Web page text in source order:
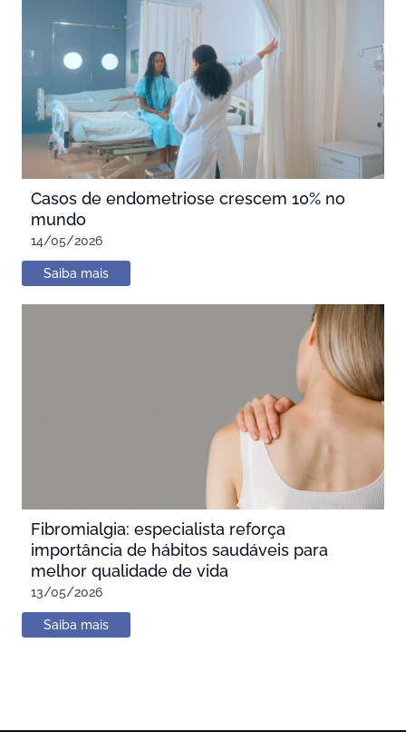
Casos de endometriose crescem 10% no
mundo
14/05/2026
Saiba mais
Fibromialgia: especialista reforça
importância de hábitos saudáveis para
melhor qualidade de vida
13/05/2026
Saiba mais